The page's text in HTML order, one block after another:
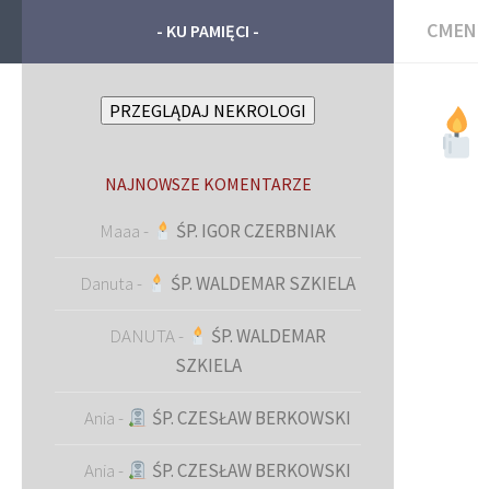
- KU PAMIĘCI -
PRZEGLĄDAJ NEKROLOGI
NAJNOWSZE KOMENTARZE
Maaa - ŚP. IGOR CZERBNIAK
Danuta - ŚP. WALDEMAR SZKIELA
DANUTA-
ŚP. WALDEMAR
SZKIELA
Ania - ŚP. CZESŁAW BERKOWSKI
Ania - ŚP. CZESŁAW BERKOWSKI